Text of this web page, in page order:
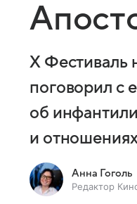
X Фестиваль
поговорил с
об
и
Анна Гоголь
Редактор